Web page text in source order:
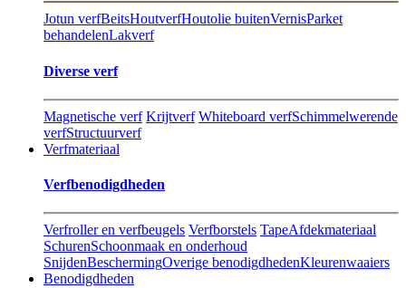
Jotun verfBeitsHoutverfHoutolie buitenVernisParket
behandelenLakverf
Diverse verf
Magnetische verf Krijtverf Whiteboard verfSchimmelwerende
verfStructuurverf
Verfmateriaal
Verfbenodigdheden
Verfroller en verfbeugels Verfborstels TapeAfdekmateriaal
SchurenSchoonmaak en onderhoud
SnijdenBeschermingOverige benodigdhedenKleurenwaaiers
Benodigdheden